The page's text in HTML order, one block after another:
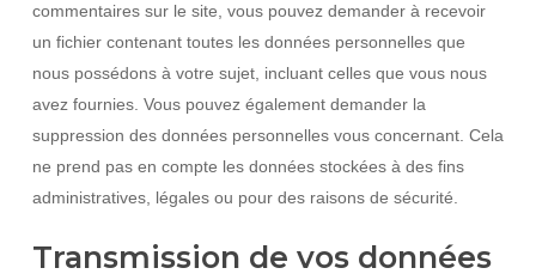
commentaires sur le site, vous pouvez demander à recevoir
un fichier contenant toutes les données personnelles que
nous possédons à votre sujet, incluant celles que vous nous
avez fournies. Vous pouvez également demander la
suppression des données personnelles vous concernant. Cela
ne prend pas en compte les données stockées à des fins
administratives, légales ou pour des raisons de sécurité.
Transmission de vos données